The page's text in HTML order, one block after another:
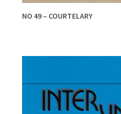
NO 49 – COURTELARY